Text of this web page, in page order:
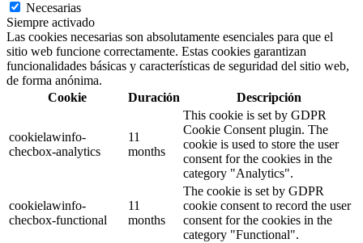
Necesarias
Siempre activado
Las cookies necesarias son absolutamente esenciales para que el
sitio web funcione correctamente. Estas cookies garantizan
funcionalidades básicas y características de seguridad del sitio web,
de forma anónima.
Cookie
Duración Descripción
cookielawinfo-
checbox-analytics
11
months
This cookie is set by GDPR
Cookie Consent plugin. The
cookie is used to store the user
consent for the cookies in the
category "Analytics".
cookielawinfo-
checbox-functional
11
months
The cookie is set by GDPR
cookie consent to record the user
consent for the cookies in the
category "Functional".